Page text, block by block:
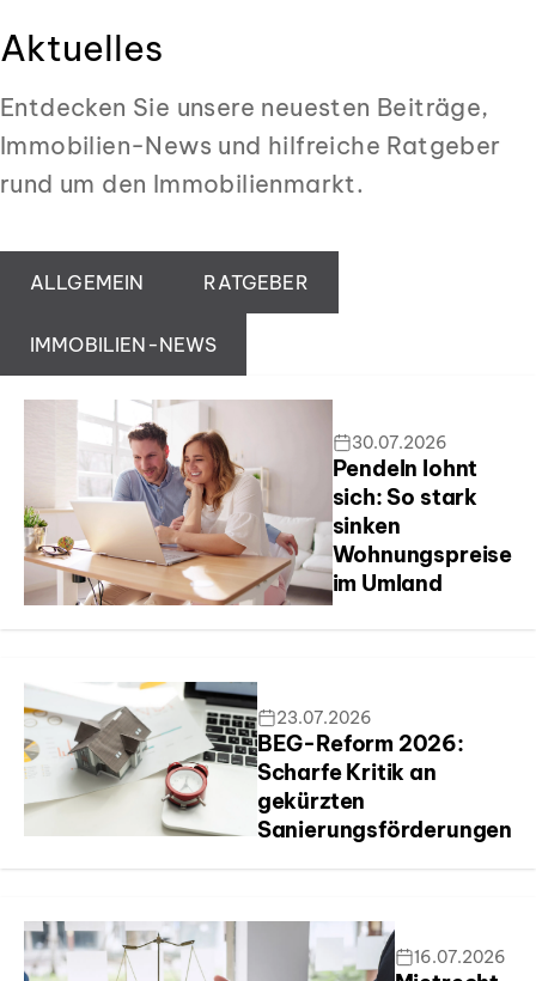
Aktuelles
Entdecken Sie unsere neuesten Beiträge,
Immobilien-News und hilfreiche Ratgeber
rund um den Immobilienmarkt.
ALLGEMEIN RATGEBER
IMMOBILIEN-NEWS
30.07.2026
Pendeln lohnt
sich: So stark
sinken
Wohnungspreise
im Umland
23.07.2026
BEG-Reform 2026:
Scharfe Kritik an
gekürzten
Sanierungsförderungen
16.07.2026